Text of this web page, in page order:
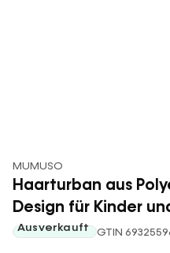
MUMUSO
Haarturban aus
Design für Kinder
Ausverkauft GTIN